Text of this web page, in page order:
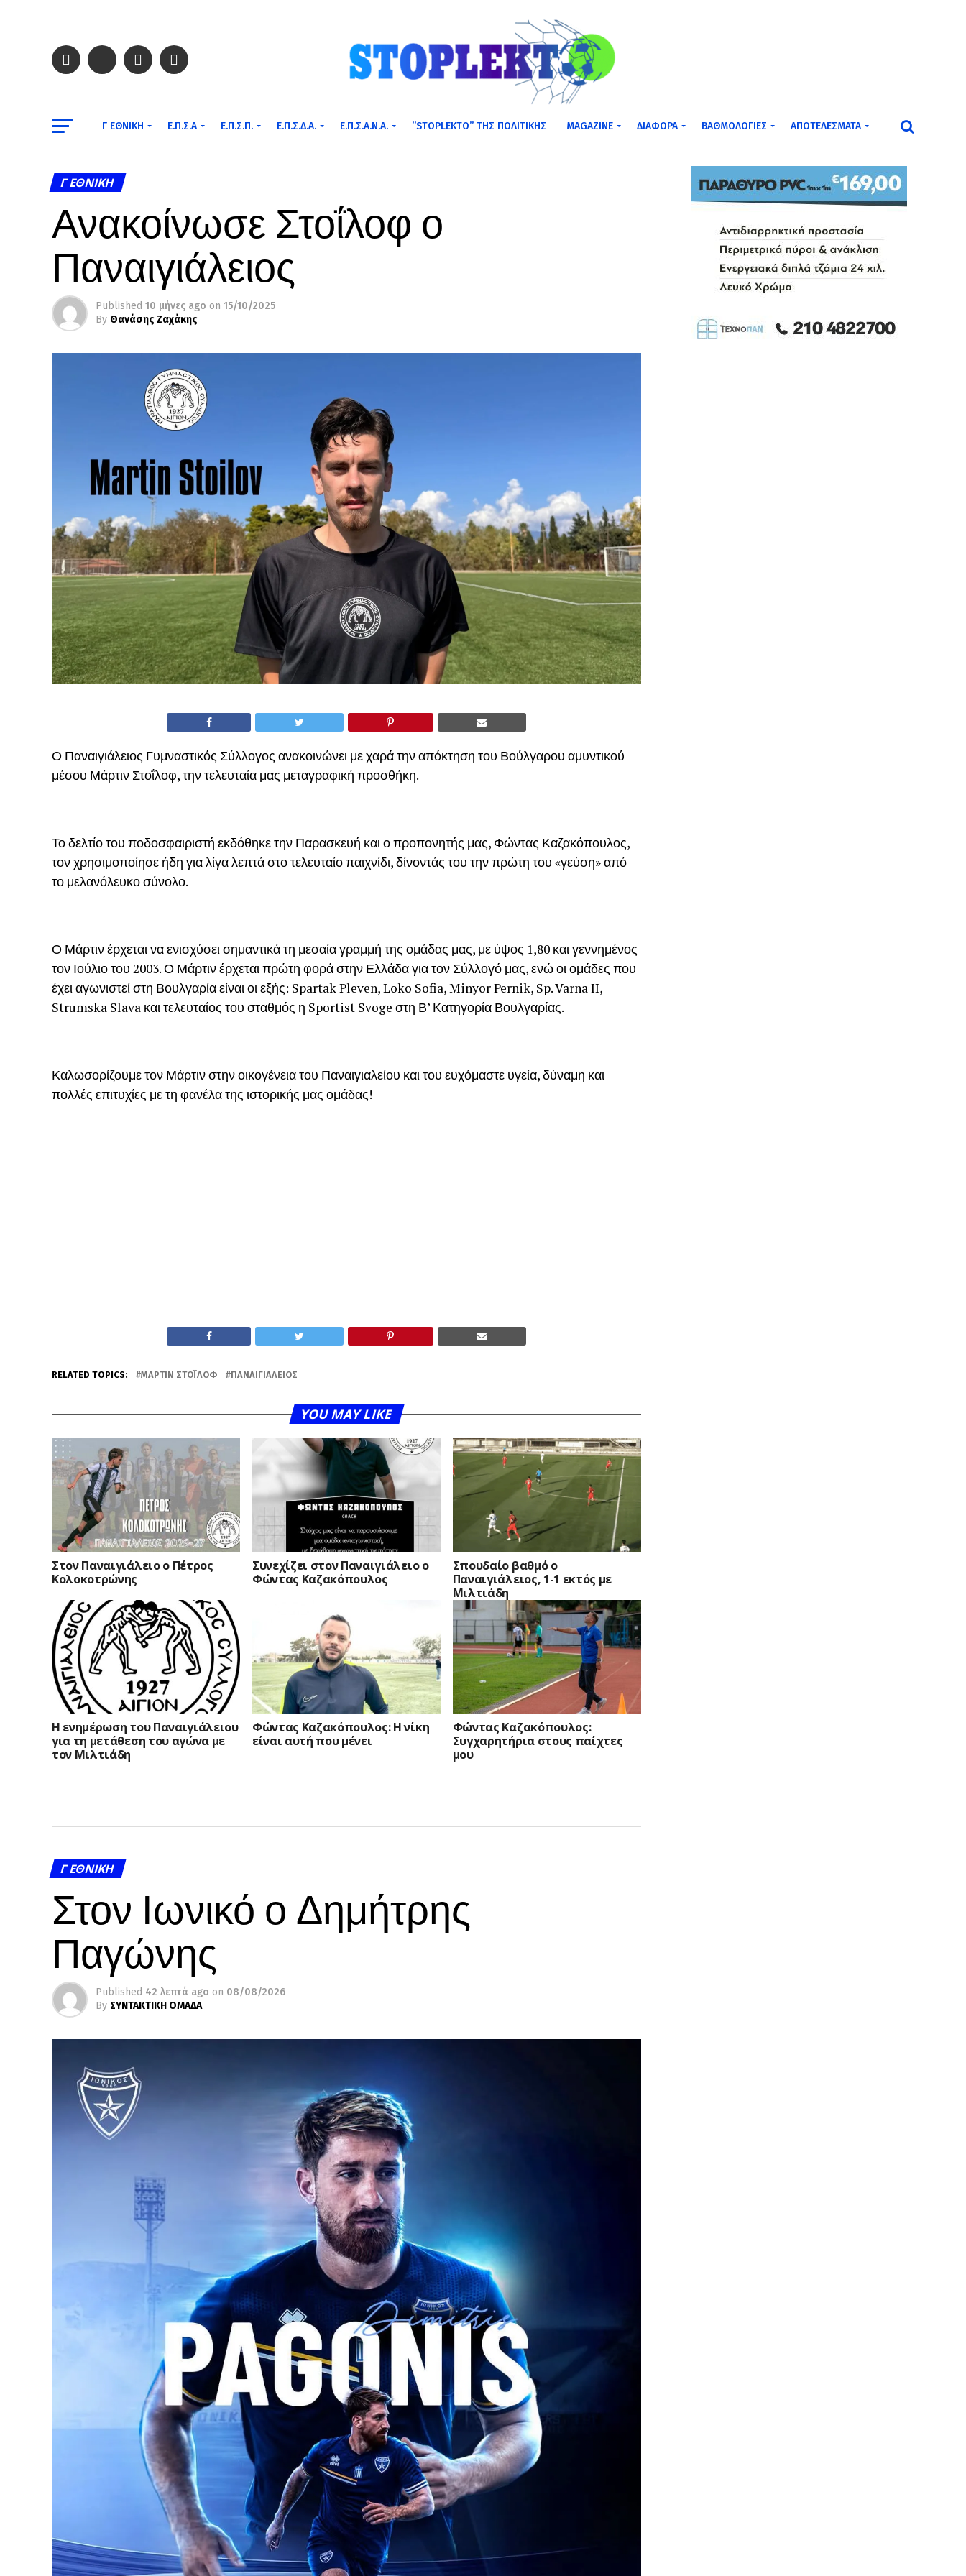
Γ ΕΘΝΙΚΉ Ε.Π.Σ.Α Ε.Π.Σ.Π. Ε.Π.Σ.Δ.Α. Ε.Π.Σ.Α.Ν.Α. ”STOPLEKTO” ΤΗΣ ΠΟΛΙΤΙΚΗΣ MAGAZINE ΔΙΆΦΟΡΑ ΒΑΘΜΟΛΟΓΊΕΣ ΑΠΟΤΕΛΈΣΜΑΤΑ
Γ ΕΘΝΙΚΉ
Ανακοίνωσε Στοΐλοφ ο
Παναιγιάλειος
Published 10 μήνες ago on 15/10/2025
By Θανάσης Ζαχάκης
Ο Παναιγιάλειος Γυμναστικός Σύλλογος ανακοινώνει με χαρά την απόκτηση του Βούλγαρου αμυντικού
μέσου Μάρτιν Στοΐλοφ, την τελευταία μας μεταγραφική προσθήκη.
Το δελτίο του ποδοσφαιριστή εκδόθηκε την Παρασκευή και ο προπονητής μας, Φώντας Καζακόπουλος,
τον χρησιμοποίησε ήδη για λίγα λεπτά στο τελευταίο παιχνίδι, δίνοντάς του την πρώτη του «γεύση» από
το μελανόλευκο σύνολο.
Ο Μάρτιν έρχεται να ενισχύσει σημαντικά τη μεσαία γραμμή της ομάδας μας, με ύψος 1,80 και γεννημένος
τον Ιούλιο του 2003. Ο Μάρτιν έρχεται πρώτη φορά στην Ελλάδα για τον Σύλλογό μας, ενώ οι ομάδες που
έχει αγωνιστεί στη Βουλγαρία είναι οι εξής: Spartak Pleven, Loko Sofia, Minyor Pernik, Sp. Varna II,
Strumska Slava και τελευταίος του σταθμός η Sportist Svoge στη Β’ Κατηγορία Βουλγαρίας.
Καλωσορίζουμε τον Μάρτιν στην οικογένεια του Παναιγιαλείου και του ευχόμαστε υγεία, δύναμη και
πολλές επιτυχίες με τη φανέλα της ιστορικής μας ομάδας!
RELATED TOPICS: ΜΆΡΤΙΝ ΣΤΟΪ́ΛΟΦ ΠΑΝΑΙΓΙΆΛΕΙΟΣ
YOU MAY LIKE
Στον Παναιγιάλειο ο Πέτρος
Κολοκοτρώνης
Συνεχίζει στον Παναιγιάλειο ο
Φώντας Καζακόπουλος
Σπουδαίο βαθμό ο
Παναιγιάλειος, 1-1 εκτός με
Μιλτιάδη
Η ενημέρωση του Παναιγιάλειου
για τη μετάθεση του αγώνα με
τον Μιλτιάδη
Φώντας Καζακόπουλος: Η νίκη
είναι αυτή που μένει
Φώντας Καζακόπουλος:
Συγχαρητήρια στους παίχτες
μου
Γ ΕΘΝΙΚΉ
Στον Ιωνικό ο Δημήτρης
Παγώνης
Published 42 λεπτά ago on 08/08/2026
By ΣΥΝΤΑΚΤΙΚΗ ΟΜΑΔΑ